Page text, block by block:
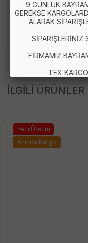
1 adet Başlık
1 adet Duş
İLGİLİ ÜRÜNLER
Yerli Üretim
Anında Kargo
9 GÜNLÜK
GEREKSE
ALARAK
SİPARİŞLERİNİZ
FİRMAMIZ
TEX